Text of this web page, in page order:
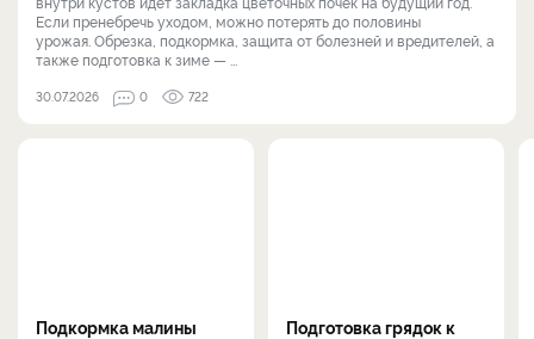
Если пренебречь уходом, можно потерять до половины
урожая. Обрезка, подкормка, защита от болезней и вредителей, а
также подготовка к зиме — ...
30.07.2026 0 722
Подкормка малины
Подготовка грядок к